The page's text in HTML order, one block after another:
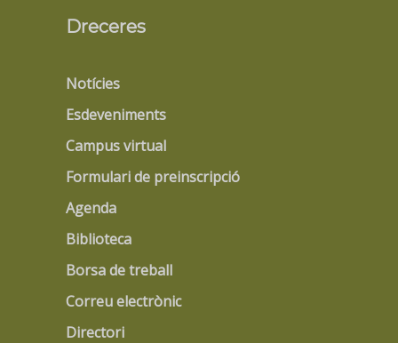
Dreceres
Notícies
Esdeveniments
Campus virtual
Formulari de preinscripció
Agenda
Biblioteca
Borsa de treball
Correu electrònic
Directori